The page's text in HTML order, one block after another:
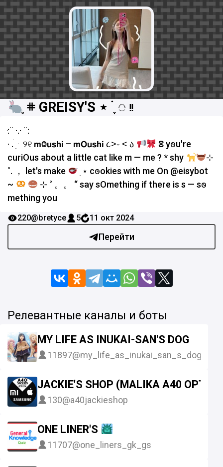
֛ 𖥻 GREISY'S ⋆ ࣪ ִֶָ ◌ ᵎᵎ
ּ:¨ ·.· ¨:
· . ׄ ִ ּ ୨୧ 𝗺Ⱉ𝘂𝘀𝗵𝗶 – 𝗺𝗢𝘂𝘀𝗵𝗶 ૮˃‌֊ ˂‌ ა
ⵓ y𐐫u're
curiOus about a little cat like m — me ? * shy
⊹
˚. ， let's make
ִ ⋆ c𐐫okies with me On @eisybot
~
⊹ ˚ 。。 “ say sOmething if there is s — s𐐫
mething you
Перейти
220@bretyce 5 11 окт 2024
Релевантные каналы и боты
MY LIFE AS INUKAI-SAN'S DOG
11897@my_life_as_inukai_san_s_dog
JACKIE'S SHOP (MALIKA A40
130@a40jackieshop
ONE LINER'S
11707@one_liners_gk_gs